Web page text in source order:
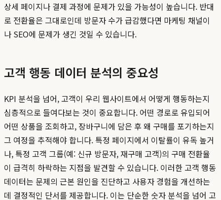
상세 페이지나 결제 과정에 문제가 있을 가능성이 높습니다. 반대
로 전환율은 그대로인데 방문자 수가 급감했다면 마케팅 채널이
나 SEO에 문제가 생긴 것일 수 있습니다.
고객 행동 데이터 분석의 중요성
KPI 분석을 넘어, 고객이 우리 웹사이트에서 어떻게 행동하는지
심층적으로 들여다보는 것이 중요합니다. 어떤 경로로 유입되어
어떤 상품을 조회하고, 장바구니에 담은 후 왜 구매를 포기하는지
그 여정을 추적해야 합니다. 특정 페이지에서 이탈률이 유독 높거
나, 특정 고객 그룹(예: 신규 방문자, 재구매 고객)의 구매 전환율
이 급격히 하락하는 지점을 발견할 수 있습니다. 이러한 고객 행동
데이터는 문제의 근본 원인을 진단하고 사용자 경험을 개선하는
데 결정적인 단서를 제공합니다. 이는 단순한 숫자 분석을 넘어 고